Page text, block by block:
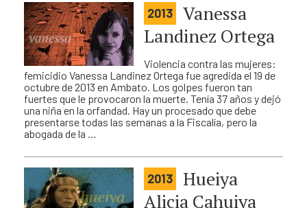
2013
Vanessa
Landinez Ortega
Violencia contra las mujeres:
femicidio Vanessa Landinez Ortega fue agredida el 19 de
octubre de 2013 en Ambato. Los golpes fueron tan
fuertes que le provocaron la muerte. Tenía 37 años y dejó
una niña en la orfandad. Hay un procesado que debe
presentarse todas las semanas a la Fiscalía, pero la
abogada de la …
2013
Hueiya
Alicia Cahuiya